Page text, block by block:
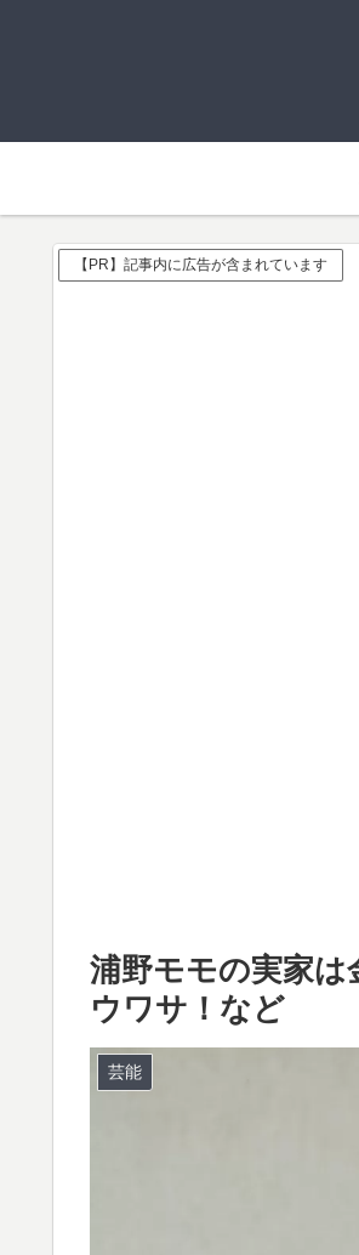
【PR】記事内に広告が含まれています
浦野モモの実家は
ウワサ！など
芸能